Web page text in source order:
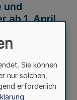
und
ab 1. April
Sie können
nur solchen,
erforderlich